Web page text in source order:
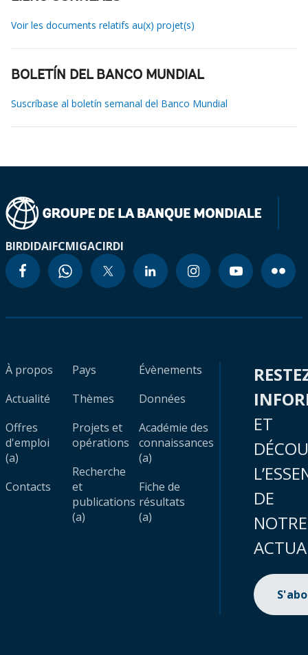
Voir les documents relatifs au(x) projet(s)
BOLETÍN DEL BANCO MUNDIAL
Suscríbase al boletín semanal del Banco Mundial
BIRDIDAIFCMIGACIRDI
À propos
Actualité
Offres
d'emploi
(a)
Contacts
Pays
Thèmes
Projets et
opérations
Recherche
et
publications
(a)
Évènements
Données
Académie des
connaissances
(a)
Fiche de
résultats
(a)
ET
DE
NOTRE